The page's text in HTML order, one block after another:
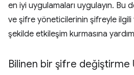
en iyi uygulamaları uygulayın. Bu
ve şifre yöneticilerinin şifreyle
şekilde etkileşim kurmasına
Bilinen bir şifre değiştirme